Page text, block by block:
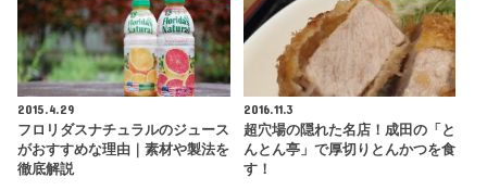
2015.4.29
フロリダスナチュラルのジュース
がおすすめな理由｜素材や製法を
徹底解説
2016.11.3
超穴場の隠れた名店！成田の「と
んとん亭」で厚切りとんかつを食
す！